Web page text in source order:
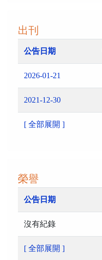
出刊
公告日期
2026-01-21
2021-12-30
[ 全部展開 ]
榮譽
公告日期
沒有紀錄
[ 全部展開 ]